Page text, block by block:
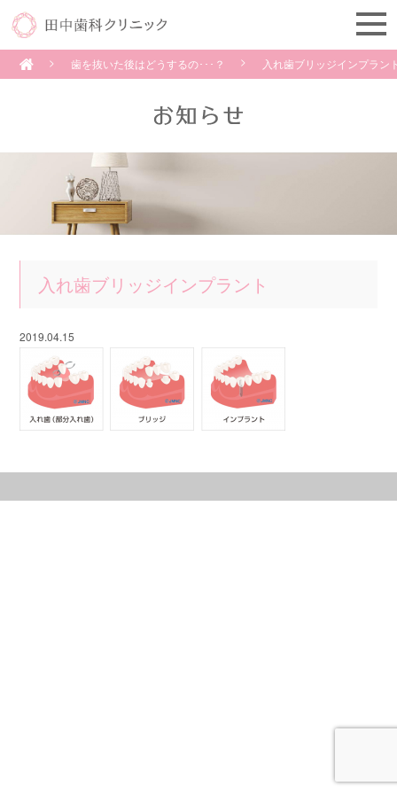
歯を抜いた後はどうするの･･･？ 入れ歯ブリッジインプラン
入れ歯ブリッジインプラント
2019.04.15